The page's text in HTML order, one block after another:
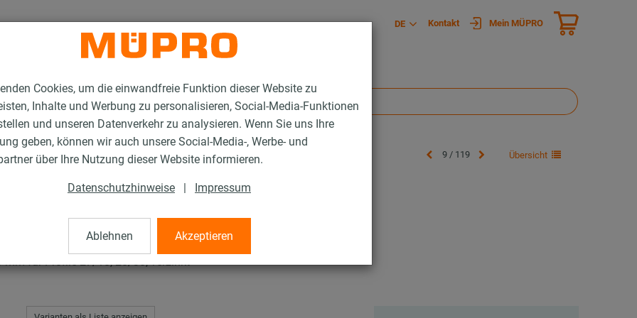
Cookies, um die einwandfreie Funktion dieser Website zu
Inhalte und Werbung zu personalisieren, Social-Media-Funktionen
und unseren Datenverkehr zu analysieren. Wenn Sie uns Ihre
geben, können wir auch unsere Social-Media-, Werbe- und
über Ihre Nutzung dieser Website informieren.
Datenschutzhinweise | Impressum
Ablehnen Akzeptieren
DE Kontakt Mein MÜPRO
Schnellbefestiger 9 / 119 Übersicht
mm für Profile 27/18, 28/30, verzinkt